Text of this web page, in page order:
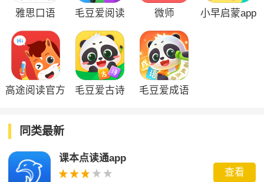
雅思口语
毛豆爱阅读
微师 小早启蒙app
高途阅读官方
毛豆爱古诗
毛豆爱成语
同类最新
课本点读通app
查看